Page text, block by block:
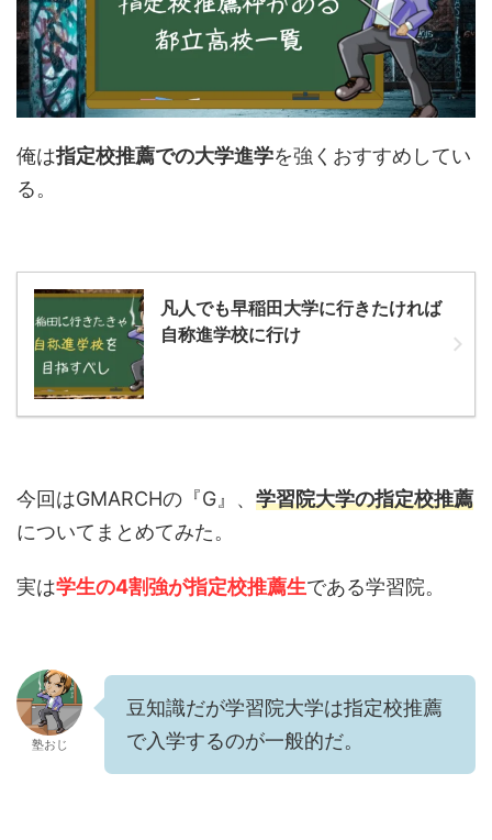
俺は指定校推薦での大学進学を強くおすすめしてい
る。
凡人でも早稲田大学に行きたければ
自称進学校に行け
今回はGMARCHの『G』、 学習院大学の指定校推薦
についてまとめてみた。
実は学生の4割強が指定校推薦生である学習院。
塾おじ
豆知識だが学習院大学は指定校推薦
で入学するのが一般的だ。